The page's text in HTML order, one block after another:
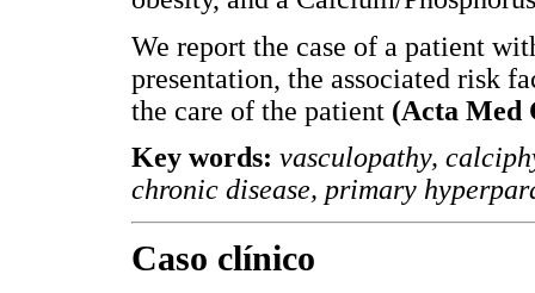
We report the case of a patient
presentation, the associated risk
the care of the patient (Acta Med
Key words: vasculopathy,
chronic disease, primary
Caso clínico